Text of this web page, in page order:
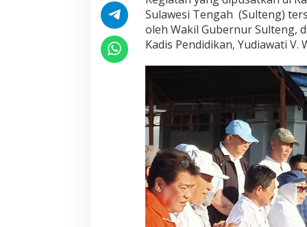
d
k
a
Sulawesi Tengah (Sulteng)
oleh Wakil Gubernur Sulteng,
Kadis Pendidikan, Yudiawati V.